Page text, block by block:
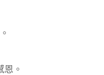
恩。